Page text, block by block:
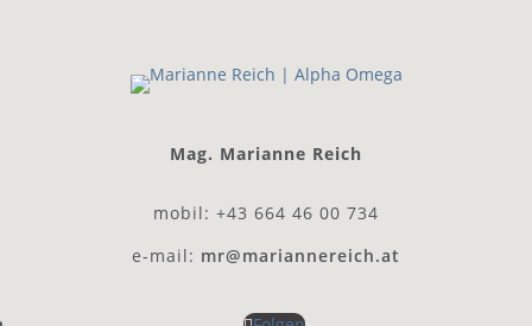
Mag. Marianne Reich
mobil: +43 664 46 00 734
e-mail: mr@mariannereich.at